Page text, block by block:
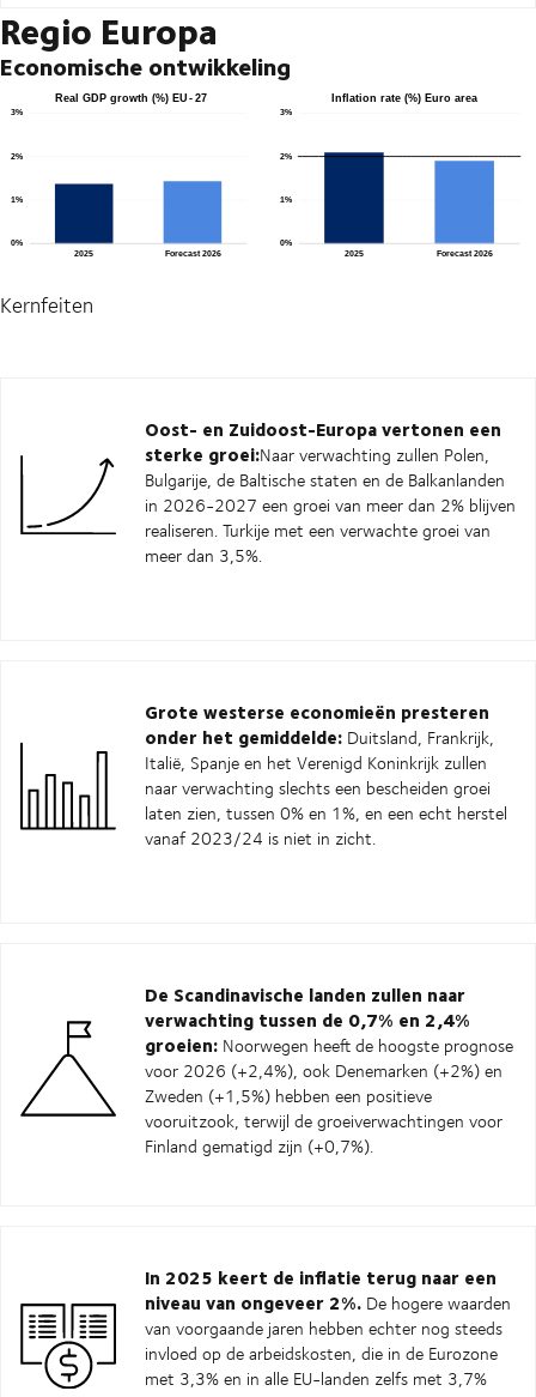
Regio Europa
Economische ontwikkeling
Kernfeiten
Oost- en Zuidoost-Europa vertonen een
sterke groei:Naar verwachting zullen Polen,
Bulgarije, de Baltische staten en de Balkanlanden
in 2026-2027 een groei van meer dan 2% blijven
realiseren. Turkije met een verwachte groei van
meer dan 3,5%.
Grote westerse economieën presteren
onder het gemiddelde: Duitsland, Frankrijk,
Italië, Spanje en het Verenigd Koninkrijk zullen
naar verwachting slechts een bescheiden groei
laten zien, tussen 0% en 1%, en een echt herstel
vanaf 2023/24 is niet in zicht.
De Scandinavische landen zullen naar
verwachting tussen de 0,7% en 2,4%
groeien: Noorwegen heeft de hoogste prognose
voor 2026 (+2,4%), ook Denemarken (+2%) en
Zweden (+1,5%) hebben een positieve
vooruitzook, terwijl de groeiverwachtingen voor
Finland gematigd zijn (+0,7%).
In 2025 keert de inflatie terug naar een
niveau van ongeveer 2%. De hogere waarden
van voorgaande jaren hebben echter nog steeds
invloed op de arbeidskosten, die in de Eurozone
met 3,3% en in alle EU-landen zelfs met 3,7%